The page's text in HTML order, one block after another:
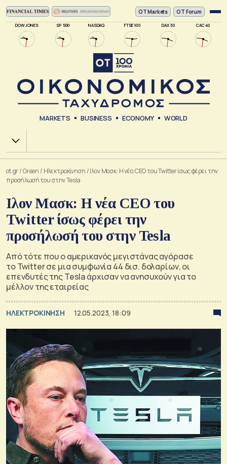
DOW JONES SP 500 NASDAQ FTSE 100 DAX 30 CAC 40
ΟΤ Markets OT Forum
MARKETS BUSINESS ECONOMY WORLD
Χ.Α.
ot.gr/Green / Ηλεκτροκίνηση /Ιλον Μασκ: Η νέα CEO του Twitter ίσως φέρει την
προσήλωσή του στην Tesla
Ιλον Μασκ: Η νέα CEO του
Twitter ίσως φέρει την
προσήλωσή του στην Tesla
Από τότε που ο αμερικανός μεγιστάνας αγόρασε
το Twitter σε μια συμφωνία 44 δισ. δολαρίων, οι
επενδυτές της Tesla άρχισαν να ανησυχούν για το
μέλλον της εταιρείας
ΗΛΕΚΤΡΟΚΙΝΗΣΗ 12.05.2023, 18:09